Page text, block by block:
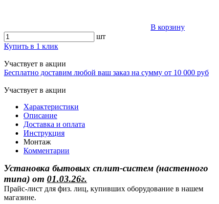
В корзину
шт
Купить в 1 клик
Участвует в акции
Бесплатно доставим любой ваш заказ на сумму от 10 000 руб
Участвует в акции
Характеристики
Описание
Доставка и оплата
Инструкция
Монтаж
Комментарии
Установка бытовых сплит-систем (настенного
типа) от 01.03.26г.
Прайс-лист для физ. лиц, купивших оборудование в нашем
магазине.